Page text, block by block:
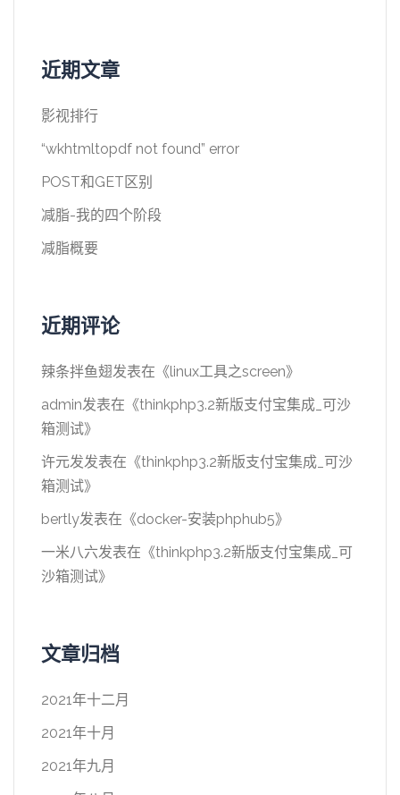
近期文章
影视排行
“wkhtmltopdf not found” error
POST和GET区别
减脂-我的四个阶段
减脂概要
近期评论
辣条拌鱼翅发表在《linux工具之screen》
admin发表在《thinkphp3.2新版支付宝集成_可沙
箱测试》
许元发发表在《thinkphp3.2新版支付宝集成_可沙
箱测试》
bertly发表在《docker-安装phphub5》
一米八六发表在《thinkphp3.2新版支付宝集成_可
沙箱测试》
文章归档
2021年十二月
2021年十月
2021年九月